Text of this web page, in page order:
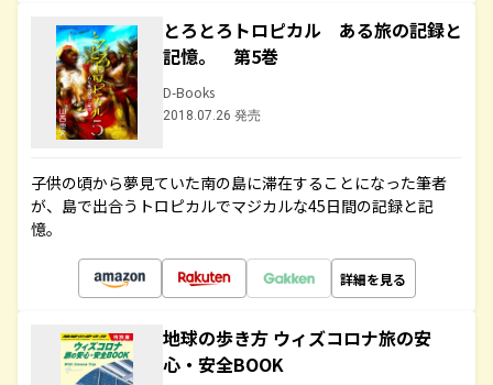
とろとろトロピカル ある旅の記録と
記憶。 第5巻
D-Books
2018.07.26 発売
子供の頃から夢見ていた南の島に滞在することになった筆者
が、島で出合うトロピカルでマジカルな45日間の記録と記
憶。
詳細を見る
地球の歩き方 ウィズコロナ旅の安
心・安全BOOK